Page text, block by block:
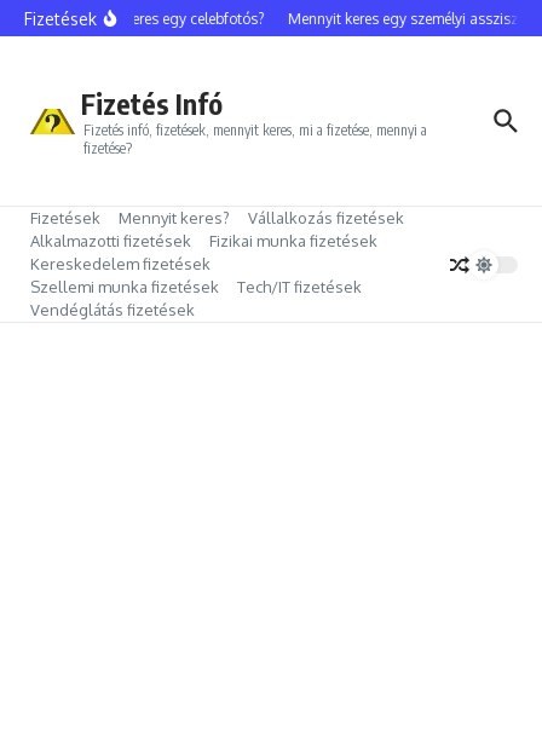
Ugrás a tartalomhoz
Fizetések
Mennyit keres egy celebfotós? Mennyit keres egy személyi asszisztens?
Fizetés Infó
Fizetés infó, fizetések, mennyit keres, mi a fizetése, mennyi a
fizetése?
Fizetések Mennyit keres?
Vállalkozás fizetések
Alkalmazotti fizetések
Fizikai munka fizetések
Kereskedelem fizetések
Szellemi munka fizetések
Tech/IT fizetések
Vendéglátás fizetések